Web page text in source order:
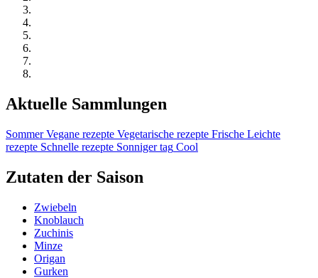
Aktuelle Sammlungen
Sommer Vegane rezepte Vegetarische rezepte Frische Leichte
rezepte Schnelle rezepte Sonniger tag Cool
Zutaten der Saison
Zwiebeln
Knoblauch
Zuchinis
Minze
Origan
Gurken